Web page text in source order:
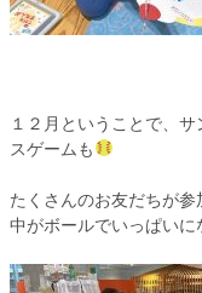
１２月ということで、
スゲームも
たくさんのお友だちが
中がボールでいっぱいに